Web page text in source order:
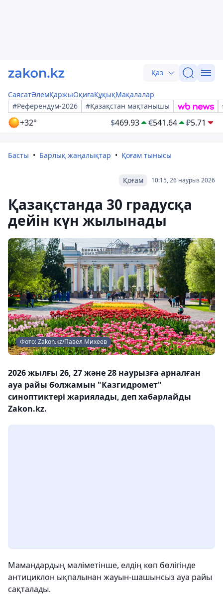
Қаз
СаясатӘлемҚаржыОқиғаҚұқықМақалалар
#Референдум-2026
#Қазақстан мақтанышы
+32° $469.93 €541.64 ₽5.71
Басты Барлық жаңалықтар Қоғам тынысы
10:15, 26 наурыз 2026
Қоғам
Қазақстанда 30 градусқа
дейін күн жылынады
Фото: Zakon.kz/Павел Михеев
2026 жылғы 26, 27 және 28 наурызға арналған
ауа райы болжамын "Казгидромет"
синоптиктері жариялады, деп хабарлайды
Zakon.kz.
Мамандардың мәліметінше, елдің көп бөлігінде
антициклон ықпалынан жауын-шашынсыз ауа райы
сақталады.